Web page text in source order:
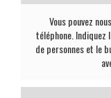
Vous pouvez
téléphone. Indiquez
de personnes et le